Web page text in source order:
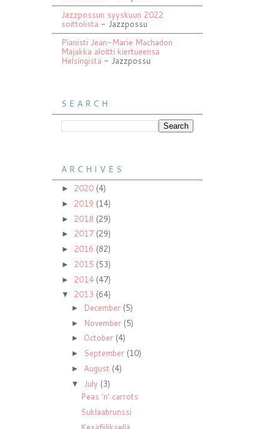
Jazzpossun syyskuun 2022
soittolista - Jazzpossu
Pianisti Jean-Marie Machadon
Majakka aloitti kiertueensa
Helsingistä - Jazzpossu
S E A R C H
A R C H I V E S
► 2020 (4)
► 2019 (14)
► 2018 (29)
► 2017 (29)
► 2016 (82)
► 2015 (53)
► 2014 (47)
▼ 2013 (64)
► December (5)
► November (5)
► October (4)
► September (10)
► August (4)
▼ July (3)
Peas 'n' carrots
Suklaabrunssi